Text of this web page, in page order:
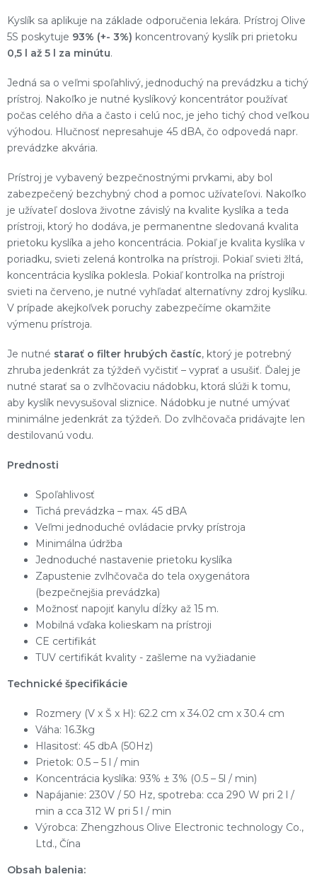
Kyslík sa aplikuje na základe odporučenia lekára. Prístroj Olive
5S poskytuje 93% (+- 3%) koncentrovaný kyslík pri prietoku
0,5 l až 5 l za minútu.
Jedná sa o veľmi spoľahlivý, jednoduchý na prevádzku a tichý
prístroj. Nakoľko je nutné kyslíkový koncentrátor používať
počas celého dňa a často i celú noc, je jeho tichý chod veľkou
výhodou. Hlučnosť nepresahuje 45 dBA, čo odpovedá napr.
prevádzke akvária.
Prístroj je vybavený bezpečnostnými prvkami, aby bol
zabezpečený bezchybný chod a pomoc užívateľovi. Nakoľko
je užívateľ doslova životne závislý na kvalite kyslíka a teda
prístroji, ktorý ho dodáva, je permanentne sledovaná kvalita
prietoku kyslíka a jeho koncentrácia. Pokiaľ je kvalita kyslíka v
poriadku, svieti zelená kontrolka na prístroji. Pokiaľ svieti žltá,
koncentrácia kyslíka poklesla. Pokiaľ kontrolka na prístroji
svieti na červeno, je nutné vyhľadať alternatívny zdroj kyslíku.
V prípade akejkoľvek poruchy zabezpečíme okamžite
výmenu prístroja.
Je nutné starať o filter hrubých častíc, ktorý je potrebný
zhruba jedenkrát za týždeň vyčistiť – vyprať a usušiť. Ďalej je
nutné starať sa o zvlhčovaciu nádobku, ktorá slúži k tomu,
aby kyslík nevysušoval sliznice. Nádobku je nutné umývať
minimálne jedenkrát za týždeň. Do zvlhčovača pridávajte len
destilovanú vodu.
Prednosti
Spoľahlivosť
Tichá prevádzka – max. 45 dBA
Veľmi jednoduché ovládacie prvky prístroja
Minimálna údržba
Jednoduché nastavenie prietoku kyslíka
Zapustenie zvlhčovača do tela oxygenátora
(bezpečnejšia prevádzka)
Možnosť napojiť kanylu dĺžky až 15 m.
Mobilná vďaka kolieskam na prístroji
CE certifikát
TUV certifikát kvality - zašleme na vyžiadanie
Technické špecifikácie
Rozmery (V x Š x H): 62.2 cm x 34.02 cm x 30.4 cm
Váha: 16.3kg
Hlasitosť: 45 dbA (50Hz)
Prietok: 0.5 – 5 l / min
Koncentrácia kyslíka: 93% ± 3% (0.5 – 5l / min)
Napájanie: 230V / 50 Hz, spotreba: cca 290 W pri 2 l /
min a cca 312 W pri 5 l / min
Výrobca: Zhengzhous Olive Electronic technology Co.,
Ltd., Čína
Obsah balenia: